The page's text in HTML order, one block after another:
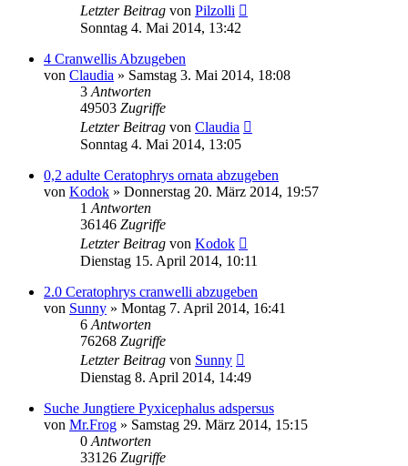
Letzter Beitrag von Pilzolli
Sonntag 4. Mai 2014, 13:42
4 Cranwellis Abzugeben
von Claudia » Samstag 3. Mai 2014, 18:08
3 Antworten
49503 Zugriffe
Letzter Beitrag von Claudia
Sonntag 4. Mai 2014, 13:05
0,2 adulte Ceratophrys ornata abzugeben
von Kodok » Donnerstag 20. März 2014, 19:57
1 Antworten
36146 Zugriffe
Letzter Beitrag von Kodok
Dienstag 15. April 2014, 10:11
2.0 Ceratophrys cranwelli abzugeben
von Sunny » Montag 7. April 2014, 16:41
6 Antworten
76268 Zugriffe
Letzter Beitrag von Sunny
Dienstag 8. April 2014, 14:49
Suche Jungtiere Pyxicephalus adspersus
von Mr.Frog » Samstag 29. März 2014, 15:15
0 Antworten
33126 Zugriffe